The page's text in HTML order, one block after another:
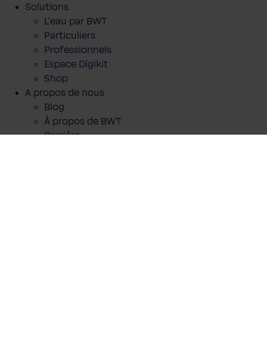
BWT Mineralizing Postfilter for Reverse
Osmosis
6,00 €
Solutions
L'eau par BWT
Particuliers
Professionnels
Espace Digikit
Shop
A propos de nous
Blog
À propos de BWT
Carrière